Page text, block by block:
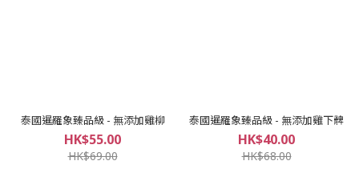
泰國暹羅象臻品級 - 無添加雞柳
HK$55.00
HK$69.00
泰國暹羅象臻品級 - 無添加雞下髀
HK$40.00
HK$68.00